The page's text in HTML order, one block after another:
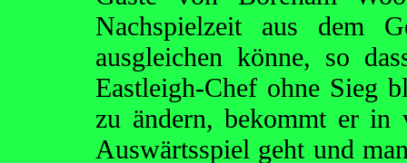
Nachspielzeit aus dem
ausgleichen könne, so
Eastleigh-Chef ohne Sieg
zu ändern, bekommt er in
Auswärtsspiel geht und